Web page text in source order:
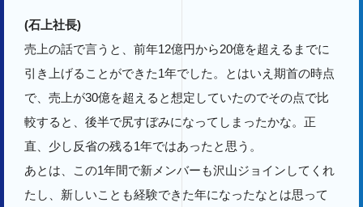
(石上社長)
売上の話で言うと、前年12億円から20億を超えるまでに
引き上げることができた1年でした。とはいえ期首の時点
で、売上が30億を超えると想定していたのでその点で比
較すると、後半で尻すぼみになってしまったかな。正
直、少し反省の残る1年ではあったと思う。
あとは、この1年間で新メンバーも沢山ジョインしてくれ
たし、新しいことも経験できた年になったなとは思って